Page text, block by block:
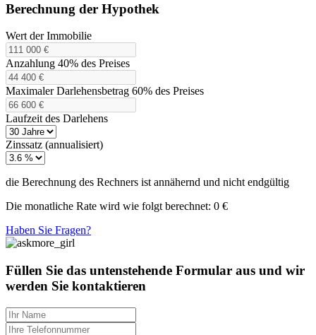
Berechnung der Hypothek
Wert der Immobilie
Anzahlung 40% des Preises
Maximaler Darlehensbetrag 60% des Preises
Laufzeit des Darlehens
Zinssatz (annualisiert)
die Berechnung des Rechners ist annähernd und nicht endgültig
Die monatliche Rate wird wie folgt berechnet: 0 €
Haben Sie Fragen?
Füllen Sie das untenstehende Formular aus und wir
werden Sie kontaktieren